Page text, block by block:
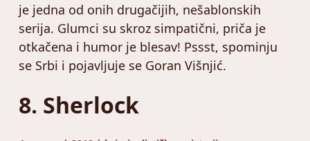
je jedna od onih drugačijih, nešablonskih
serija. Glumci su skroz simpatični, priča je
otkačena i humor je blesav! Pssst, spominju
se Srbi i pojavljuje se Goran Višnjić.
8. Sherlock